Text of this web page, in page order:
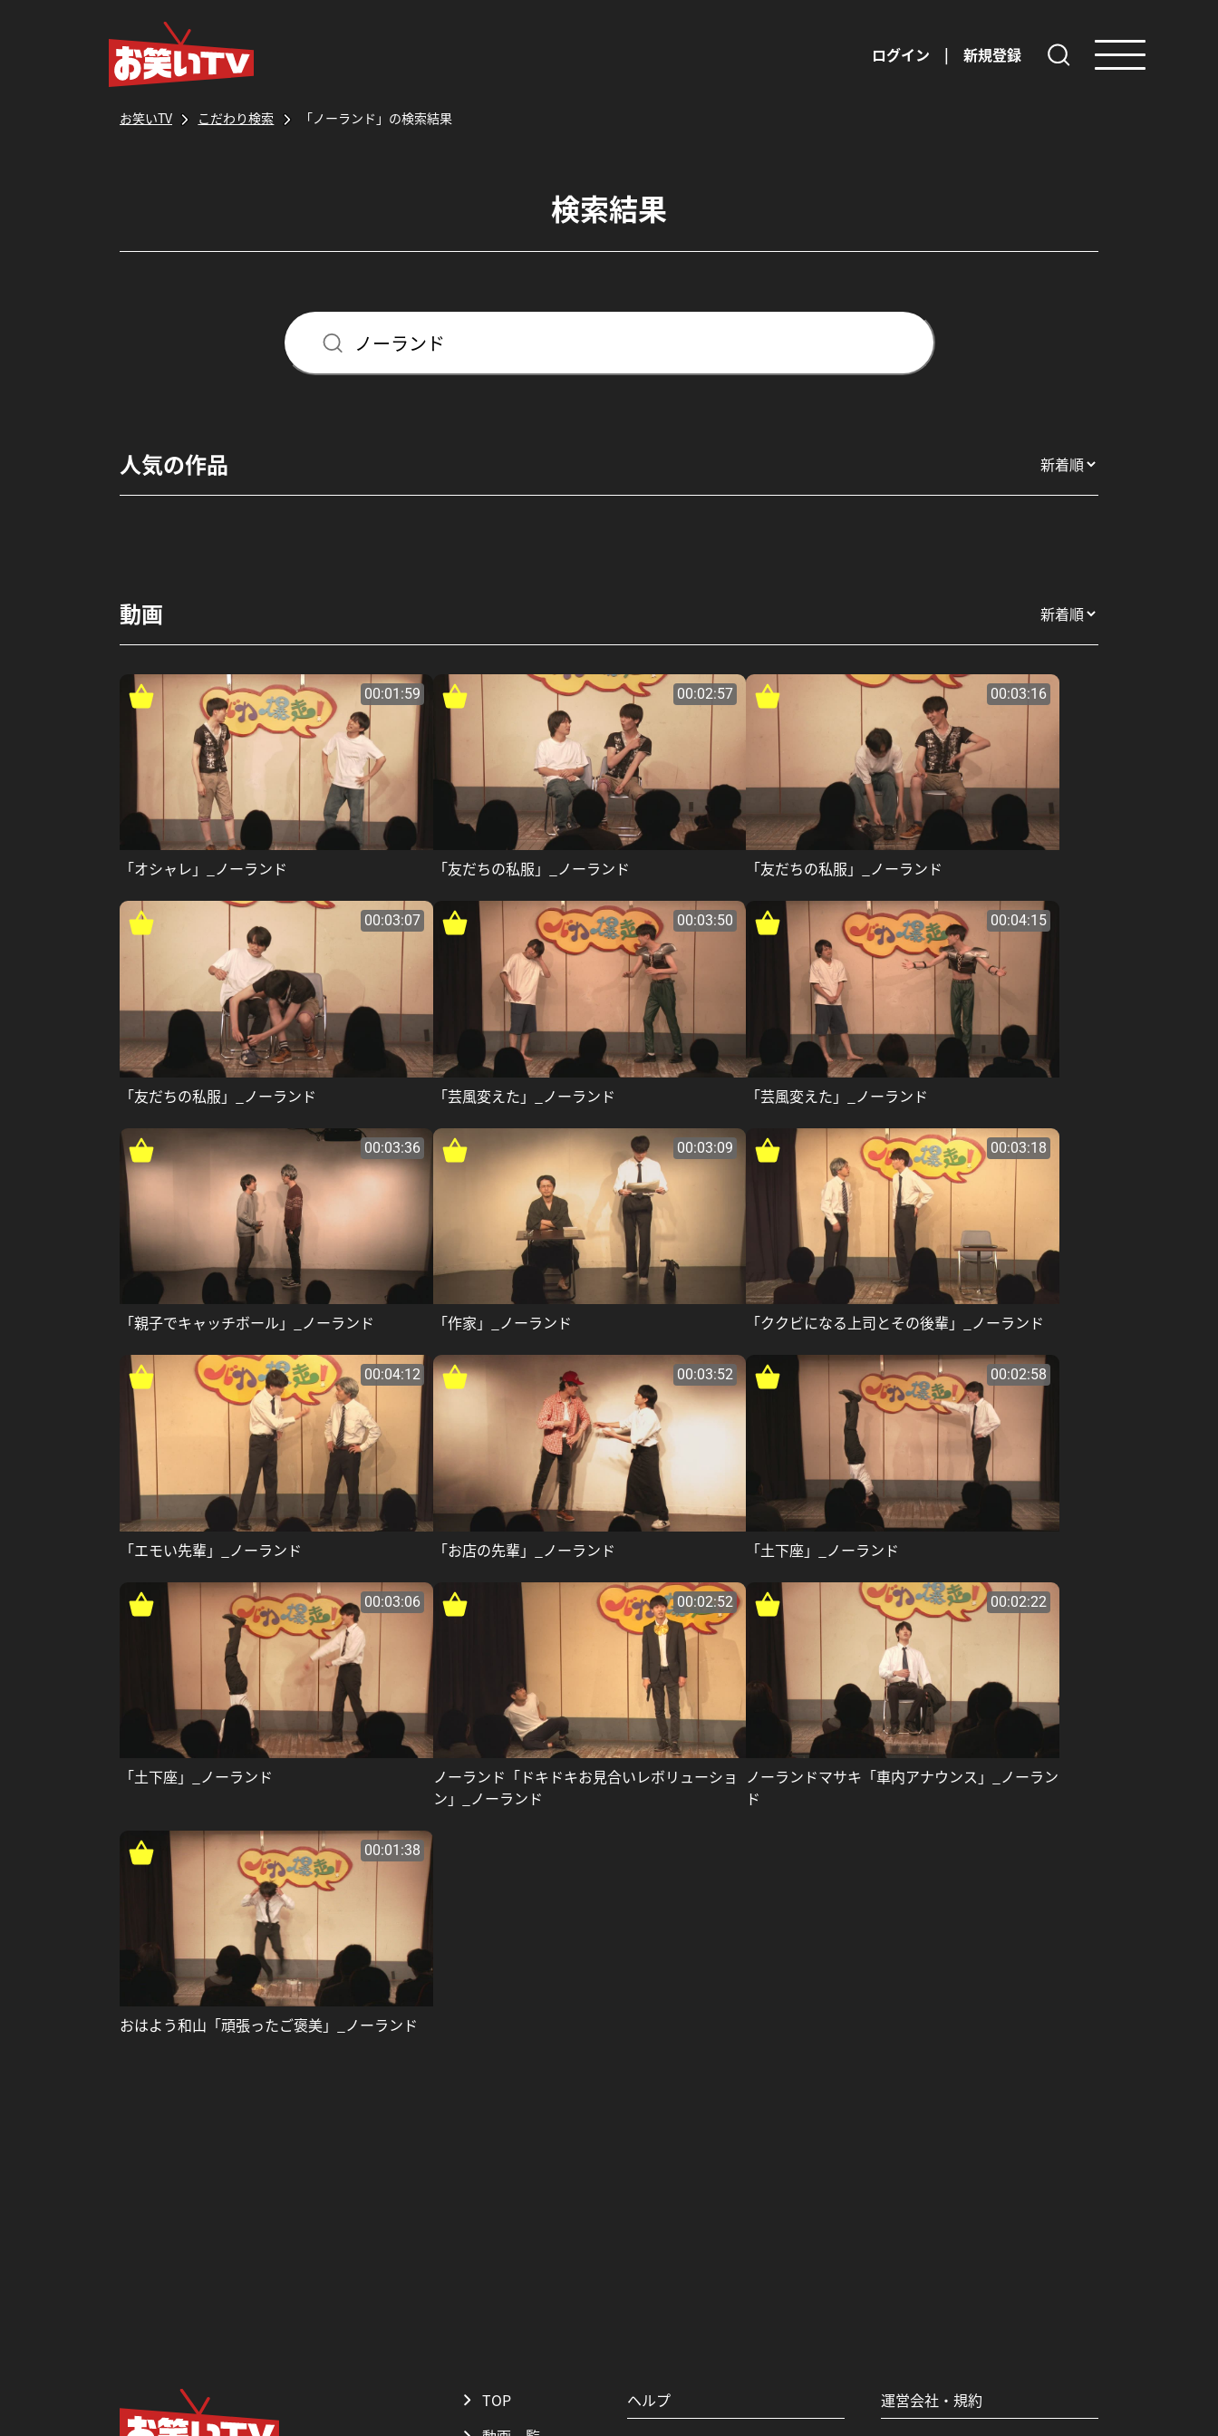
ログイン | 新規登録
お笑いTV こだわり検索 「ノーランド」の検索結果
検索結果
人気の作品
動画
00:01:59
「オシャレ」_ノーランド
00:02:57
「友だちの私服」_ノーランド
00:03:16
「友だちの私服」_ノーランド
00:03:07
「友だちの私服」_ノーランド
00:03:50
「芸風変えた」_ノーランド
00:04:15
「芸風変えた」_ノーランド
00:03:36
「親子でキャッチボール」_ノーランド
00:03:09
「作家」_ノーランド
00:03:18
「ククビになる上司とその後輩」_ノーランド
00:04:12
「エモい先輩」_ノーランド
00:03:52
「お店の先輩」_ノーランド
00:02:58
「土下座」_ノーランド
00:03:06
「土下座」_ノーランド
00:02:52
ノーランド「ドキドキお見合いレボリューショ
ン」_ノーランド
00:02:22
ノーランドマサキ「車内アナウンス」_ノーラン
ド
00:01:38
おはよう和山「頑張ったご褒美」_ノーランド
TOP
ヘルプ 運営会社・規約